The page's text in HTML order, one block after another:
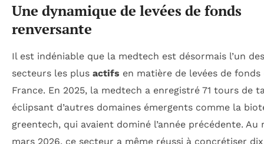
Une dynamique de levées de fonds
renversante
Il est indéniable que la medtech est désormais l’un des
secteurs les plus actifs en matière de levées de fonds
France. En 2025, la medtech a enregistré 71 tours de
éclipsant d’autres domaines émergents comme la
greentech, qui avaient dominé l’année précédente. Au
mars 2026, ce secteur a même réussi à concrétiser dix